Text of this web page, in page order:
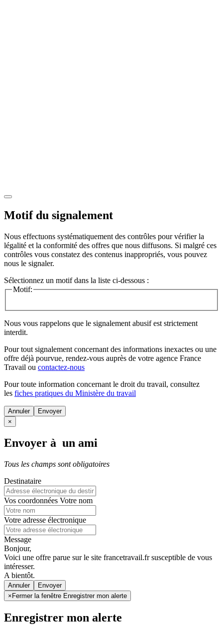
Motif du signalement
Nous effectuons systématiquement des contrôles pour vérifier la
légalité et la conformité des offres que nous diffusons. Si malgré ces
contrôles vous constatez des contenus inappropriés, vous pouvez
nous le signaler.
Sélectionnez un motif dans la liste ci-dessous :
Motif:
Nous vous rappelons que le signalement abusif est strictement
interdit.
Pour tout signalement concernant des informations inexactes ou une
offre déjà pourvue, rendez-vous auprès de votre agence France
Travail ou contactez-nous
Pour toute information concernant le droit du travail, consultez
les fiches pratiques du Ministère du travail
Annuler
×
Envoyer à un ami
Tous les champs sont obligatoires
Destinataire
Vos coordonnées Votre nom
Votre adresse électronique
Message
Bonjour,
Voici une offre parue sur le site francetravail.fr susceptible de vous
intéresser.
A bientôt.
Annuler
× Fermer la fenêtre Enregistrer mon alerte
Enregistrer mon alerte